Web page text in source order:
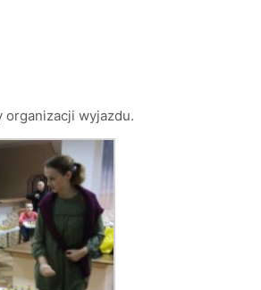
organizacji wyjazdu.